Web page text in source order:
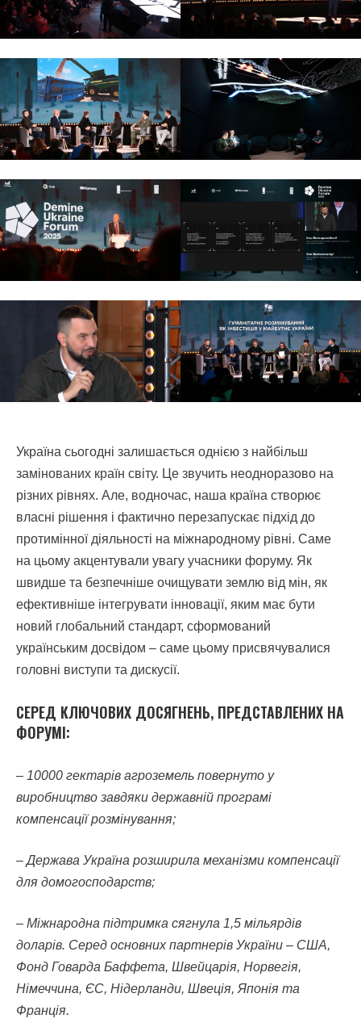
Україна сьогодні залишається однією з найбільш
замінованих країн світу. Це звучить неодноразово на
різних рівнях. Але, водночас, наша країна створює
власні рішення і фактично перезапускає підхід до
протимінної діяльності на міжнародному рівні. Саме
на цьому акцентували увагу учасники форуму. Як
швидше та безпечніше очищувати землю від мін, як
ефективніше інтегрувати інновації, яким має бути
новий глобальний стандарт, сформований
українським досвідом – саме цьому присвячувалися
головні виступи та дискусії.
СЕРЕД КЛЮЧОВИХ ДОСЯГНЕНЬ, ПРЕДСТАВЛЕНИХ НА
ФОРУМІ:
– 10000 гектарів агроземель повернуто у
виробництво завдяки державній програмі
компенсації розмінування;
– Держава Україна розширила механізми компенсації
для домогосподарств;
– Міжнародна підтримка сягнула 1,5 мільярдів
доларів. Серед основних партнерів України – США,
Фонд Говарда Баффета, Швейцарія, Норвегія,
Німеччина, ЄС, Нідерланди, Швеція, Японія та
Франція.